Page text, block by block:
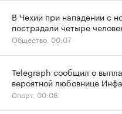
В Чехии при нападении с
пострадали четыре
Общество, 00:07
Telegraph сообщил о
вероятной любовнице
Спорт, 00:06